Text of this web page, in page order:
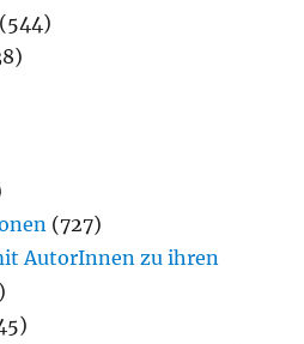
(544)
(727)
AutorInnen zu ihren